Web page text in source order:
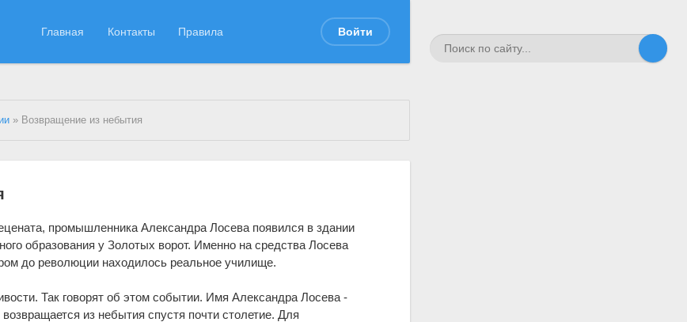
Главная Контакты Правила Войти
» Возвращение из небытия
промышленника Александра Лосева появился в здании
образования у Золотых ворот. Именно на средства Лосева
до революции находилось реальное училище.
Так говорят об этом событии. Имя Александра Лосева -
из небытия спустя почти столетие. Для